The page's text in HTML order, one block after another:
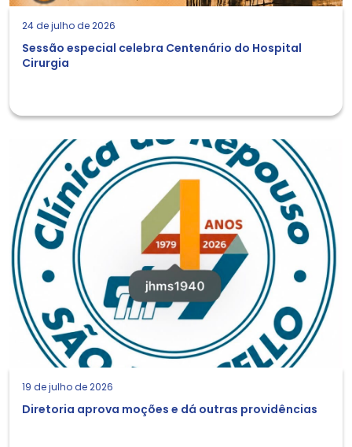
24 de julho de 2026
Sessão especial celebra Centenário do Hospital
Cirurgia
19 de julho de 2026
Diretoria aprova moções e dá outras providências